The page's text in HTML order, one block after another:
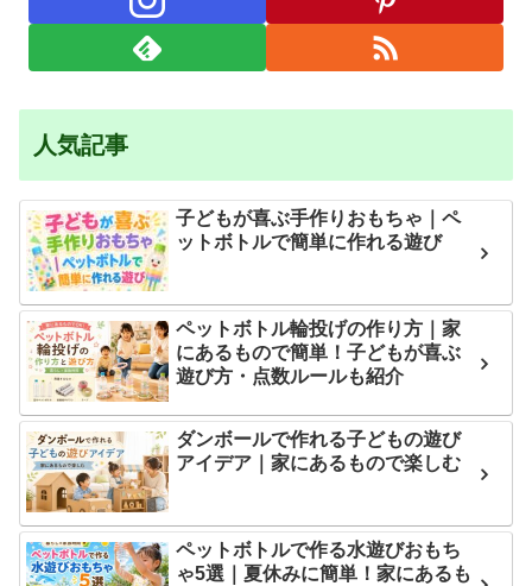
人気記事
子どもが喜ぶ手作りおもちゃ｜ペ
ットボトルで簡単に作れる遊び
ペットボトル輪投げの作り方｜家
にあるもので簡単！子どもが喜ぶ
遊び方・点数ルールも紹介
ダンボールで作れる子どもの遊び
アイデア｜家にあるもので楽しむ
ペットボトルで作る水遊びおもち
ゃ5選｜夏休みに簡単！家にあるも